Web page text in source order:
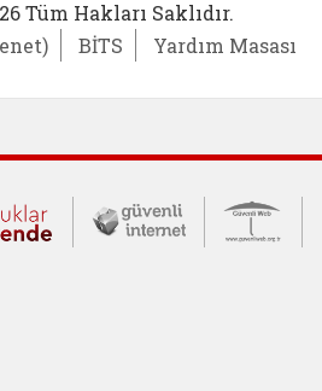
Tüm Hakları Saklıdır.
BİTS Yardım Masası
İletişim Merkezi
Çocuklar Güvende (yeni
Güvenli